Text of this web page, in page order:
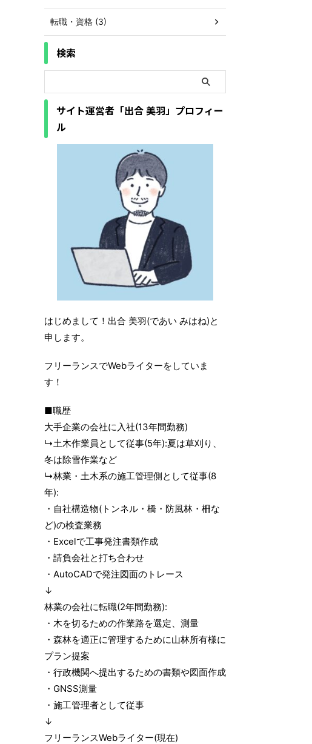
転職・資格 (3)
検索
サイト運営者「出合 美羽」プロフィー
ル
はじめまして！出合 美羽(であい みはね)と
申します。
フリーランスでWebライターをしていま
す！
■職歴
大手企業の会社に入社(13年間勤務)
↳土木作業員として従事(5年):夏は草刈り、
冬は除雪作業など
↳林業・土木系の施工管理側として従事(8
年):
・自社構造物(トンネル・橋・防風林・柵な
ど)の検査業務
・Excelで工事発注書類作成
・請負会社と打ち合わせ
・AutoCADで発注図面のトレース
↓
林業の会社に転職(2年間勤務):
・木を切るための作業路を選定、測量
・森林を適正に管理するために山林所有様に
プラン提案
・行政機関へ提出するための書類や図面作成
・GNSS測量
・施工管理者として従事
↓
フリーランスWebライター(現在)